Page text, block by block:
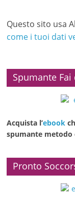
Questo sito usa
come i tuoi dati
Spumante Fai
Acquista l’ebook
spumante metodo
Pronto